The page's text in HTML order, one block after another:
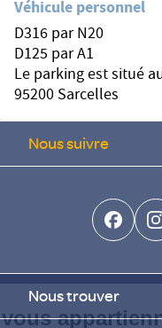
Vos données
Véhicule personnel
D316 par N20
D125 par A1
Le parking est situé
95200 Sarcelles
Nous suivre
Nous trouver